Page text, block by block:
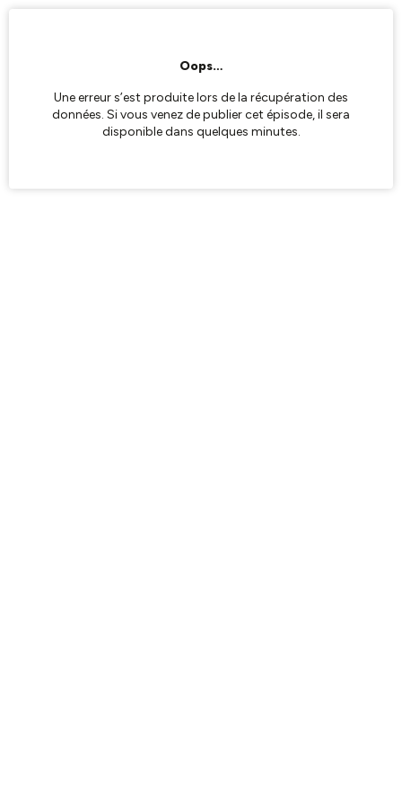
Oops…
Une erreur s’est produite lors de la récupération des
données. Si vous venez de publier cet épisode, il sera
disponible dans quelques minutes.